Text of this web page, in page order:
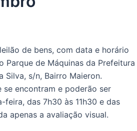
de bens, com data e horário
Parque de Máquinas da Prefeitura
Silva, s/n, Bairro Maieron.
se encontram e poderão ser
das 7h30 às 11h30 e das
apenas a avaliação visual.